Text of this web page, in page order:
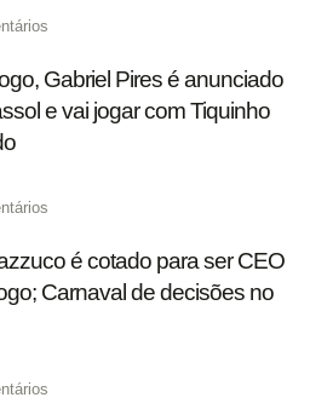
Gabriel Pires é anunciado
e vai jogar com Tiquinho
é cotado para ser CEO
Carnaval de decisões no